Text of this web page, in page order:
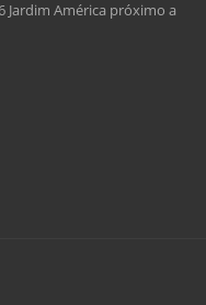
Jardim América próximo a